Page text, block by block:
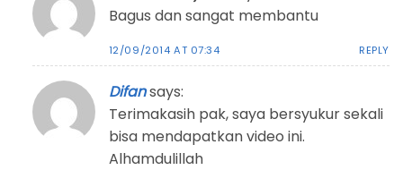
Bagus dan sangat membantu
12/09/2014 AT 07:34 REPLY
Difansays:
Terimakasih pak, saya bersyukur sekali
bisa mendapatkan video ini.
Alhamdulillah